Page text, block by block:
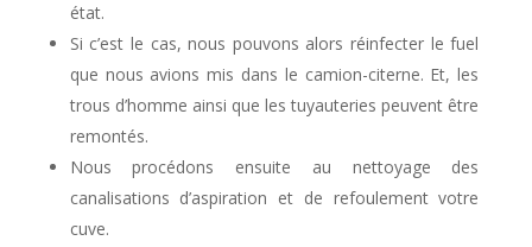
état.
Si c’est le cas, nous pouvons alors réinfecter le fuel
que nous avions mis dans le camion-citerne. Et, les
trous d’homme ainsi que les tuyauteries peuvent être
remontés.
Nous procédons ensuite au nettoyage des
canalisations d’aspiration et de refoulement votre
cuve.